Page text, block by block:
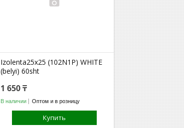
Izolenta25х25 (102N1P) WHITE
(belyi) 60sht
1 650 ₸
В наличии Оптом и в розницу
Купить